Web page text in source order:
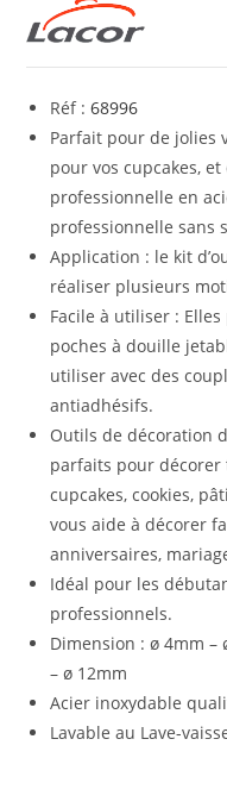
Réf :68996
Parfait pour de jolies
pour vos cupcakes,
professionnelle en
professionnelle sans
Application : le kit
réaliser plusieurs
Facile à utiliser :
poches à douille
utiliser avec des
antiadhésifs.
Outils de décoration
parfaits pour décorer
cupcakes, cookies,
vous aide à décorer
anniversaires,
Idéal pour les
professionnels.
Dimension : ø 4mm –
– ø 12mm
Acier inoxydable
Lavable au Lave-